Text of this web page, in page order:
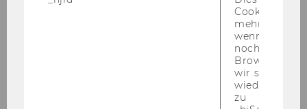
* Pflichtfelder sind mit einem Stern (*)Cookie, das
mehr setzen,
wenn ein
noch in
Browser hat,
wir seinen
zu